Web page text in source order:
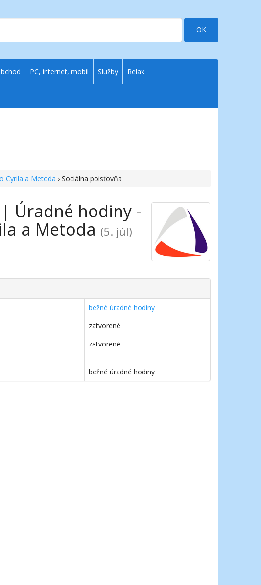
OK
Cyrila a Metoda › Sociálna poisťovňa
| Úradné hodiny -
a Metoda (5. júl)
bežné úradné hodiny
zatvorené
zatvorené
bežné úradné hodiny
PC, internet, mobil Služby Relax